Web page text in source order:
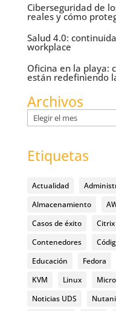
Ciberseguridad de
reales y cómo
Salud 4.0:
workplace
Oficina en la playa:
están redefiniendo
Archivos
Archivos
Etiquetas
Actualidad
Almacenamiento
Casos de éxito
Citrix
Contenedores
Educación
Fedora
KVM
Linux
Noticias UDS